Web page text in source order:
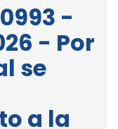
-
- Por
se
a la